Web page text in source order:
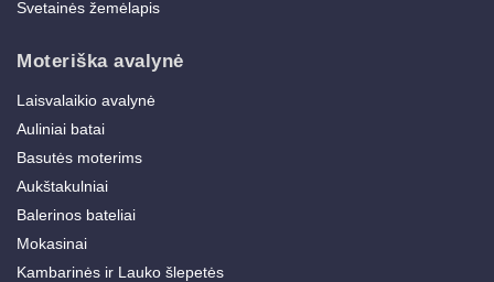
Svetainės žemėlapis
Moteriška avalynė
Laisvalaikio avalynė
Auliniai batai
Basutės moterims
Aukštakulniai
Balerinos bateliai
Mokasinai
Kambarinės ir Lauko šlepetės